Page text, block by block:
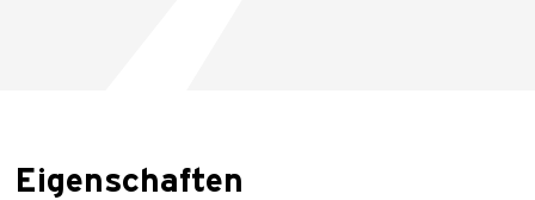
Eigenschaften